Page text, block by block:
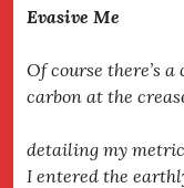
Evasive Me
Of course there’s
carbon at the
detailing my
I entered the